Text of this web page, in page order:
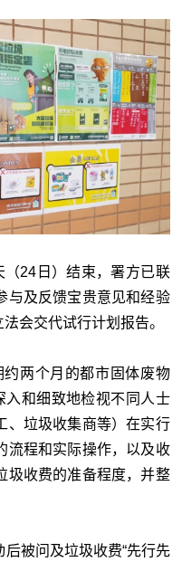
（24日）结束，署方已联
与及反馈宝贵意见和经验
会交代试行计划报告。
两个月的都市固体废物
入和细致地检视不同人士
、垃圾收集商等）在实行
流程和实际操作，以及收
圾收费的准备程度，并整
被问及垃圾收费“先行先